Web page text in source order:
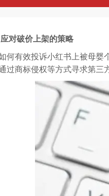
对破价上架的策略
何有效投诉小红书上被母婴
过商标侵权等方式寻求第三